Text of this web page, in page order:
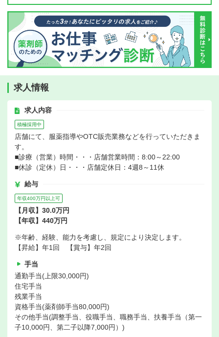
求人情報
求人内容
積極採用中
店舗にて、服薬指導やOTC販売業務などを行っていただきま
す。
■診療（営業）時間・・・店舗営業時間：8:00～22:00
■休診（定休）日・・・店舗定休日：4週8～11休
給与
年収400万円以上可
【月収】30.0万円
【年収】440万円
※年齢、経験、能力を考慮し、規定により決定します。
【昇給】年1回 【賞与】年2回
手当
通勤手当(上限30,000円)
住宅手当
残業手当
資格手当(薬剤師手当80,000円)
その他手当(調整手当、役職手当、職務手当、扶養手当（第一
子10,000円、第二子以降7,000円）)